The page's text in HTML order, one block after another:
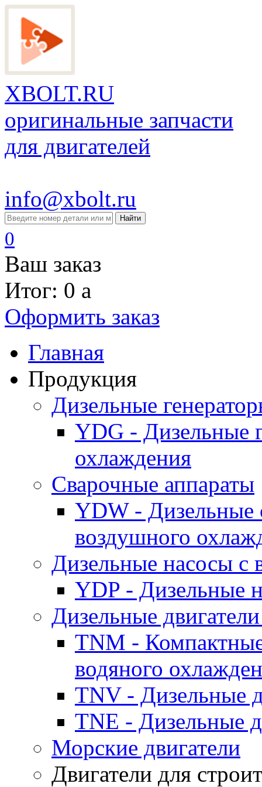
XBOLT.RU
оригинальные запчасти
для двигателей
info@xbolt.ru
Найти
0
Ваш заказ
Итог: 0 a
Оформить заказ
Главная
Продукция
Дизельные
YDG - Дизельные
охлаждения
Cварочные аппараты
YDW - Дизельные
воздушного
Дизельные насосы
YDP - Дизельные
Дизельные
TNM -
водяного
TNV - Дизельные
TNE - Дизельные
Морские двигатели
Двигатели для